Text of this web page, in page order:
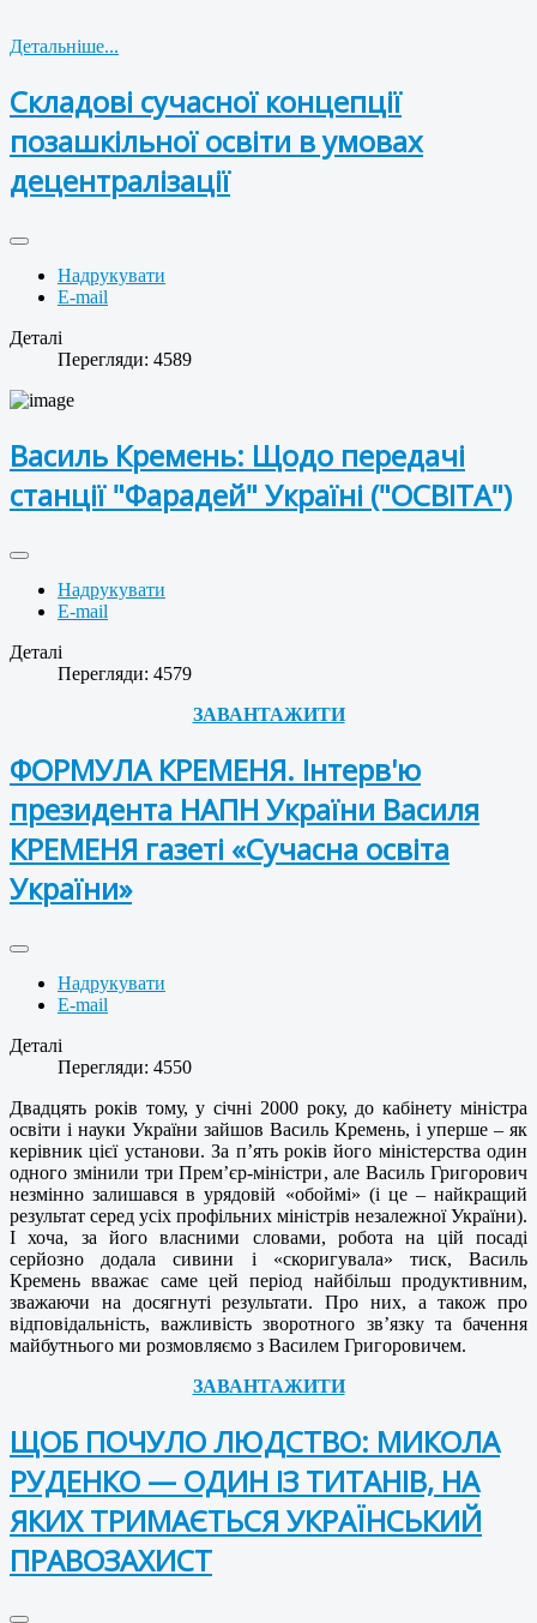
Детальніше...
Складові сучасної концепції
позашкільної освіти в умовах
децентралізації
Надрукувати
E-mail
Деталі
Перегляди: 4589
Василь Кремень: Щодо передачі
станції "Фарадей" Україні ("ОСВІТА")
Надрукувати
E-mail
Деталі
Перегляди: 4579
ЗАВАНТАЖИТИ
ФОРМУЛА КРЕМЕНЯ. Інтерв'ю
президента НАПН України Василя
КРЕМЕНЯ газеті «Сучасна освіта
України»
Надрукувати
E-mail
Деталі
Перегляди: 4550
Двадцять років тому, у січні 2000 року, до кабінету міністра
освіти і науки України зайшов Василь Кремень, і уперше – як
керівник цієї установи. За п’ять років його міністерства один
одного змінили три Прем’єр-міністри, але Василь Григорович
незмінно залишався в урядовій «обоймі» (і це – найкращий
результат серед усіх профільних міністрів незалежної України).
І хоча, за його власними словами, робота на цій посаді
серйозно додала сивини і «скоригувала» тиск, Василь
Кремень вважає саме цей період найбільш продуктивним,
зважаючи на досягнуті результати. Про них, а також про
відповідальність, важливість зворотного зв’язку та бачення
майбутнього ми розмовляємо з Василем Григоровичем.
ЗАВАНТАЖИТИ
ЩОБ ПОЧУЛО ЛЮДСТВО: МИКОЛА
РУДЕНКО — ОДИН ІЗ ТИТАНІВ, НА
ЯКИХ ТРИМАЄТЬСЯ УКРАЇНСЬКИЙ
ПРАВОЗАХИСТ